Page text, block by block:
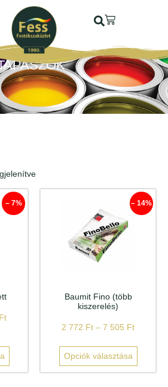
– 7%
Ft
– 14%
Baumit Fino (több
kiszerelés)
2 772 Ft – 7 505 Ft
Opciók választása